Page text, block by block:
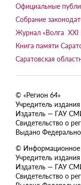
Официальные
Собрание
Журнал «Волга XXI
Книга памяти
Саратовская
© «Регион 64»
Учредитель
Издатель — ГАУ
Свидетельство о
Выдано
© Информационное
Учредитель
Издатель — ГАУ
Свидетельство о